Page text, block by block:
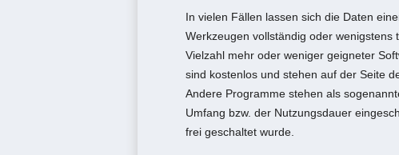
In vielen Fällen lassen sich die Daten
Werkzeugen vollständig oder
Vielzahl mehr oder weniger geigneter
sind kostenlos und stehen auf der Seite
Andere Programme stehen als
Umfang bzw. der Nutzungsdauer
frei geschaltet wurde.